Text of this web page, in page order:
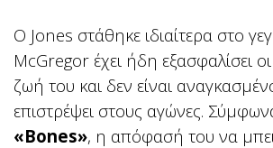
Ο Jones στάθηκε ιδιαίτερα στο
McGregor έχει ήδη εξασφαλίσει
ζωή του και δεν είναι
επιστρέψει στους αγώνες.
«Bones», η απόφασή του να